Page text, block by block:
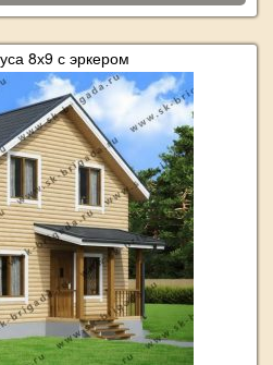
8х9 с эркером